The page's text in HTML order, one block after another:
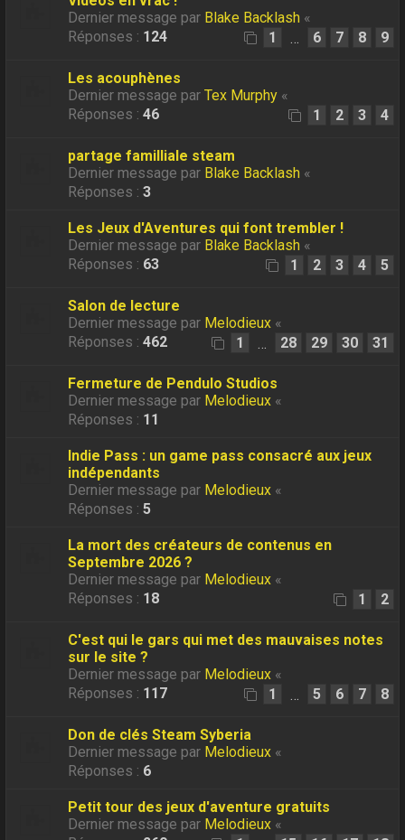
Dernier message par Blake Backlash «
Réponses : 124 1 … 6 7 8 9
Les acouphènes
Dernier message parTex Murphy «
Réponses :46 1 2 3 4
partage familliale steam
Dernier message par Blake Backlash «
Réponses :3
Les Jeux d'Aventures qui font trembler !
Dernier message par Blake Backlash «
Réponses : 63 1 2 3 4 5
Salon de lecture
Dernier message par Melodieux «
Réponses :462 1 … 28 29 30 31
Fermeture de Pendulo Studios
Dernier message par Melodieux «
Réponses : 11
Indie Pass : un game pass consacré aux jeux
indépendants
Dernier message par Melodieux «
Réponses :5
La mort des créateurs de contenus en
Septembre 2026 ?
Dernier message par Melodieux «
Réponses : 18 1 2
C'est qui le gars qui met des mauvaises notes
sur le site ?
Dernier message par Melodieux «
Réponses : 117 1 … 5 6 7 8
Don de clés Steam Syberia
Dernier message par Melodieux «
Réponses : 6
Petit tour des jeux d'aventure gratuits
Dernier message par Melodieux «